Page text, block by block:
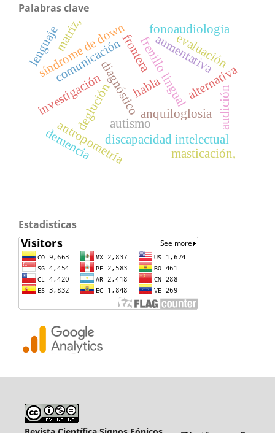
Palabras clave
anquiloglosia
diagnósticofrenillo lingualalternativa
autismo
aumentativa
comunicación
síndrome de down fonoaudiología
deglución
antropometríadiscapacidad intelectual
investigación
lenguaje
habla audición
masticación,
matriz, frontera
demencia
evaluación
Estadisticas